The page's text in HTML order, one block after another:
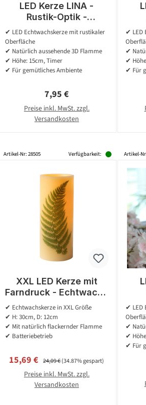
LED Kerze LINA -
Rustik-Optik -
Echtwachs - 3D
Flamme - H: 15cm - D:
7cm - Batterie - Timer
- creme
✔ LED Echtwachskerze mit rustikaler
Oberfläche
✔ Natürlich aussehende 3D Flamme
✔ Höhe: 15cm, Timer
✔ Für gemütliches Ambiente
Regulärer Preis:
7,95 €
Preise inkl. MwSt. zzgl.
Versandkosten
-
✔ LED
✔
✔
✔ Für
Artikel-Nr: 28505 Verfügbarkeit:
XXL LED Kerze mit
Farndruck - Echtwachs
- flackernde LED - H:
30cm - D: 12cm -
weiß/grün
✔ Echtwachskerze in XXL Größe
✔ H: 30cm, D: 12cm
✔ Mit natürlich flackernder Flamme
✔ Batteriebetrieb
Verkaufspreis:
15,69 € Regulärer Preis:
24,09 €(34.87% gespart)
Preise inkl. MwSt. zzgl.
Versandkosten
Artikel-
✔ LED
✔
✔
✔ Für